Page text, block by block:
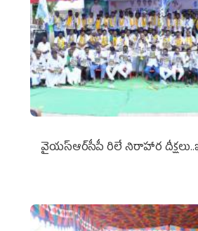
వైయ‌స్ఆర్‌సీపీ రిలే నిరాహార